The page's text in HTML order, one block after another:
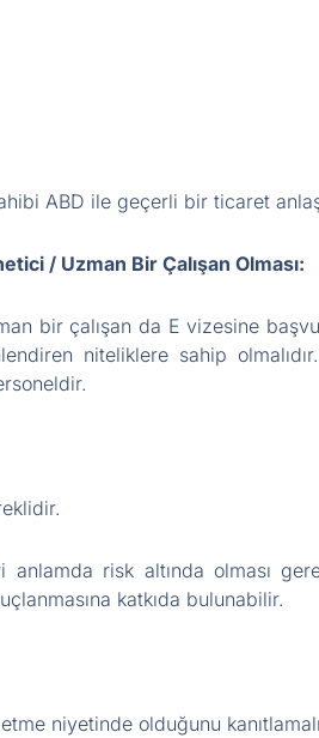
ABD ile geçerli bir ticaret
/ Uzman Bir Çalışan Olması:
bir çalışan da E vizesine
niteliklere sahip
risk altında olması
katkıda bulunabilir.
niyetinde olduğunu